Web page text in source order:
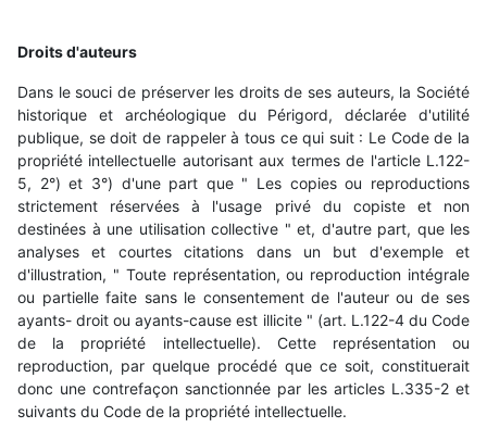
Droits d'auteurs
Dans le souci de préserver les droits de ses auteurs, la Société
historique et archéologique du Périgord, déclarée d'utilité
publique, se doit de rappeler à tous ce qui suit : Le Code de la
propriété intellectuelle autorisant aux termes de l'article L.122-
5, 2°) et 3°) d'une part que " Les copies ou reproductions
strictement réservées à l'usage privé du copiste et non
destinées à une utilisation collective " et, d'autre part, que les
analyses et courtes citations dans un but d'exemple et
d'illustration, " Toute représentation, ou reproduction intégrale
ou partielle faite sans le consentement de l'auteur ou de ses
ayants- droit ou ayants-cause est illicite " (art. L.122-4 du Code
de la propriété intellectuelle). Cette représentation ou
reproduction, par quelque procédé que ce soit, constituerait
donc une contrefaçon sanctionnée par les articles L.335-2 et
suivants du Code de la propriété intellectuelle.